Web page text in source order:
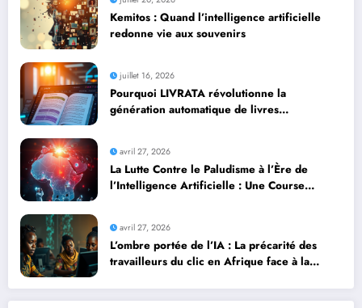
Kemitos : Quand l’intelligence artificielle
redonne vie aux souvenirs
juillet 16, 2026
Pourquoi LIVRATA révolutionne la
génération automatique de livres
avril 27, 2026
La Lutte Contre le Paludisme à l’Ère de
l’Intelligence Artificielle : Une Course
avril 27, 2026
L’ombre portée de l’IA : La précarité des
travailleurs du clic en Afrique face à la